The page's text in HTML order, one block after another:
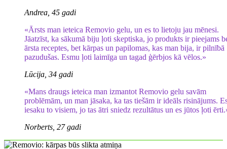
Andrea, 45 gadi
«Ārsts man ieteica Removio gelu, un es to lietoju jau mēnesi.
Jāatzīst, ka sākumā biju ļoti skeptiska, jo produkts ir pieejams
ārsta receptes, bet kārpas un papilomas, kas man bija, ir pilnībā
pazudušas. Esmu ļoti laimīga un tagad ģērbjos kā vēlos.»
Lūcija, 34 gadi
«Mans draugs ieteica man izmantot Removio gelu savām
problēmām, un man jāsaka, ka tas tiešām ir ideāls risinājums.
iesaku to visiem, jo ​​tas ātri sniedz rezultātus un es jūtos ļoti
Norberts, 27 gadi